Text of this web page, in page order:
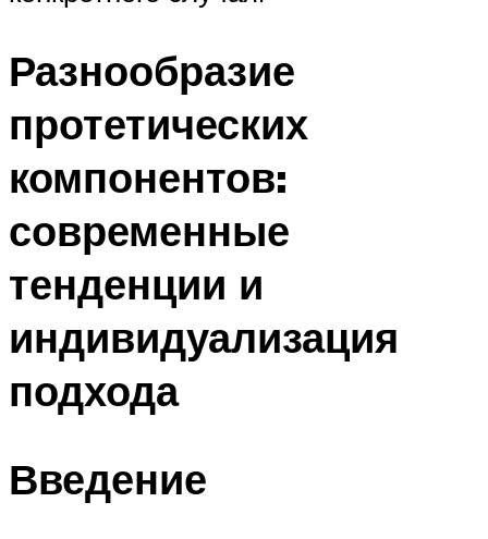
Разнообразие
протетических
компонентов:
современные
тенденции и
индивидуализация
подхода
Введение